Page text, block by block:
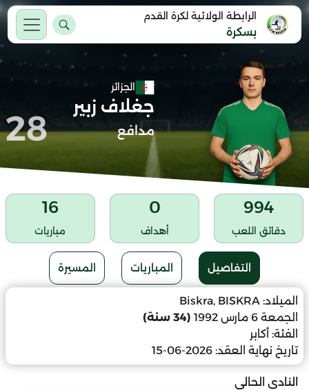
الرابطة الولائية لكرة القدم
بسكرة
الجزائر
جغلاف زبير
مدافع 28
994
دقائق اللعب
0
أهداف
16
مباريات
التفاصيل المباريات المسيرة
الميلاد: Biskra, BISKRA
الجمعة 6 مارس 1992
(34 سنة)
الفئة: أكابر
تاريخ نهاية العقد: 2026-06-15
النادي الحالي